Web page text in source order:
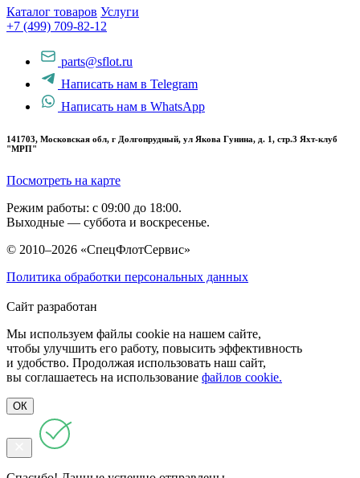
Каталог товаров Услуги
+7 (499) 709-82-12
parts@sflot.ru
Написать нам в Telegram
Написать нам в WhatsApp
141703, Московская обл, г Долгопрудный, ул Якова Гунина, д. 1, стр.3 Яхт-клуб
"МРП"
Посмотреть на карте
Режим работы: с 09:00 до 18:00.
Выходные — суббота и воскресенье.
© 2010–2026 «СпецФлотСервис»
Политика обработки персональных данных
Сайт разработан
Мы используем файлы cookie на нашем сайте,
чтобы улучшить его работу, повысить эффективность
и удобство. Продолжая использовать наш сайт,
вы соглашаетесь на использование файлов cookie.
ОК